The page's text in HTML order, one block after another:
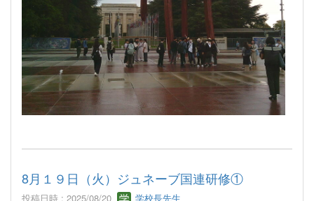
8月１９日（火）ジュネーブ国連研修①
投稿日時 : 2025/08/20 学校長先生